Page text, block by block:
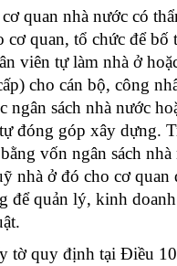
quan nhà nước có
cơ quan, tổ chức để bố
viên tự làm nhà ở
cho cán bộ, công
ngân sách nhà nước
đóng góp xây dựng.
vốn ngân sách
nhà ở đó cho cơ quan
để quản lý, kinh
tờ quy định tại Điều